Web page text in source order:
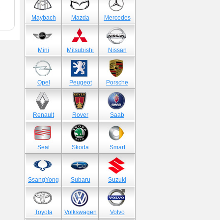
Maybach Mazda Mercedes
Mini Mitsubishi Nissan
Opel Peugeot Porsche
Renault Rover Saab
Seat Skoda Smart
SsangYong Subaru Suzuki
Toyota Volkswagen Volvo